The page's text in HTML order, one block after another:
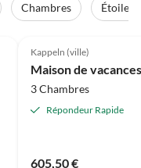
Chambres Étoiles
Super hôte
Kappeln (ville)
Maison de
3 Chambres
Répondeur Rapide
605,50 €